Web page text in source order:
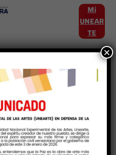
Mi
UNEAR
TE
Musica
×